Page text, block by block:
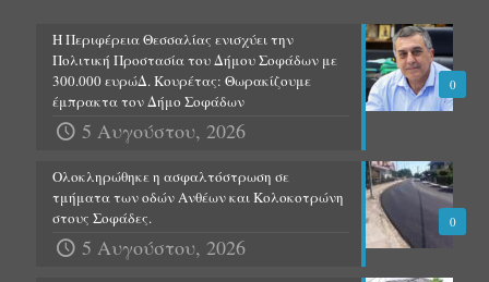
0
Η Περιφέρεια Θεσσαλίας ενισχύει την
Πολιτική Προστασία του Δήμου Σοφάδων με
300.000 ευρώΔ. Κουρέτας: Θωρακίζουμε
έμπρακτα τον Δήμο Σοφάδων
5 Αυγούστου, 2026
0
Ολοκληρώθηκε η ασφαλτόστρωση σε
τμήματα των οδών Ανθέων και Κολοκοτρώνη
στους Σοφάδες.
5 Αυγούστου, 2026